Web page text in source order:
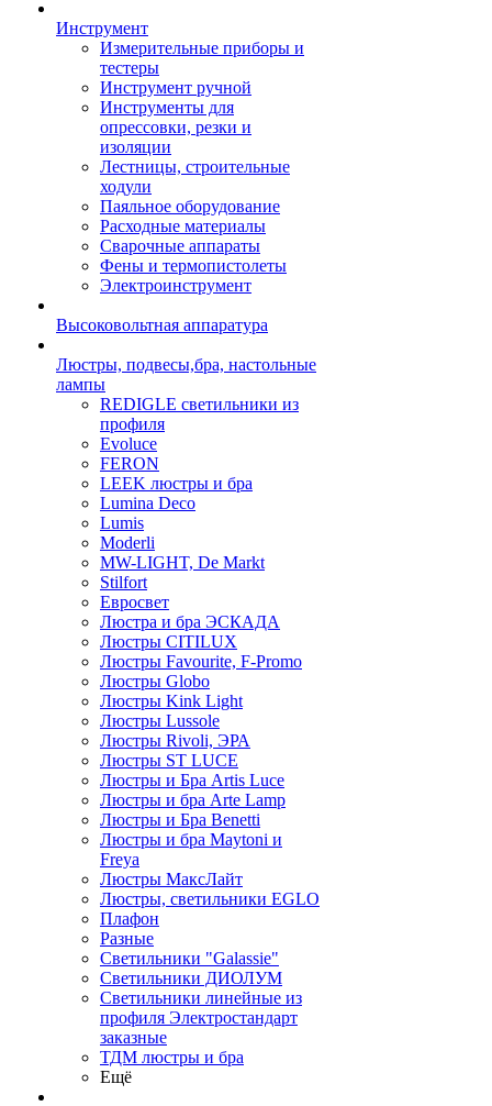
Инструмент
Измерительные приборы и
тестеры
Инструмент ручной
Инструменты для
опрессовки, резки и
изоляции
Лестницы, строительные
ходули
Паяльное оборудование
Расходные материалы
Сварочные аппараты
Фены и термопистолеты
Электроинструмент
Высоковольтная аппаратура
Люстры, подвесы,бра, настольные
лампы
REDIGLE светильники из
профиля
Evoluce
FERON
LEEK люстры и бра
Lumina Deco
Lumis
Moderli
MW-LIGHT, De Markt
Stilfort
Евросвет
Люстра и бра ЭСКАДА
Люстры CITILUX
Люстры Favourite, F-Promo
Люстры Globo
Люстры Kink Light
Люстры Lussole
Люстры Rivoli, ЭРА
Люстры ST LUCE
Люстры и Бра Artis Luce
Люстры и бра Arte Lamp
Люстры и Бра Benetti
Люстры и бра Maytoni и
Freya
Люстры МаксЛайт
Люстры, светильники EGLO
Плафон
Разные
Светильники "Galassie"
Светильники ДИОЛУМ
Светильники линейные из
профиля Электростандарт
заказные
ТДМ люстры и бра
Ещё